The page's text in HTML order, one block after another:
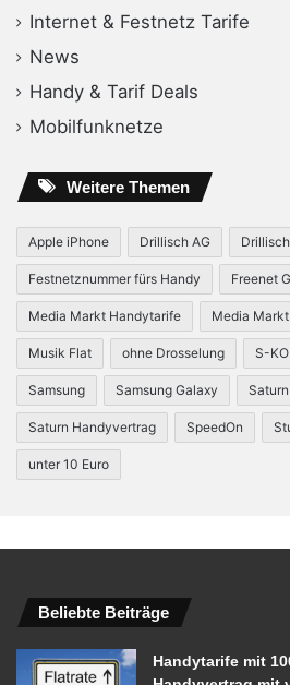
Internet & Festnetz Tarife
News
Handy & Tarif Deals
Mobilfunknetze
Weitere Themen
Apple iPhone Drillisch AG
Festnetznummer fürs Handy Freenet
Media Markt Handytarife Media
Musik Flat ohne Drosselung S-
Samsung Samsung Galaxy
Saturn Handyvertrag SpeedOn
unter 10 Euro
Beliebte Beiträge
Handytarife mit